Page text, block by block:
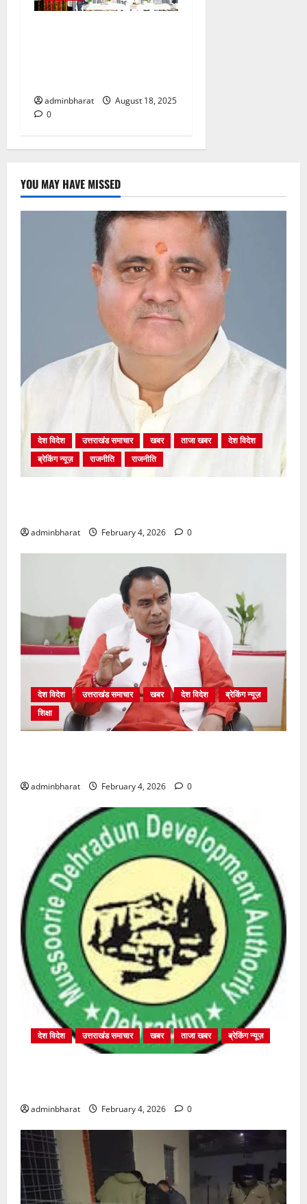
adminbharat
August 18, 2025
0
YOU MAY HAVE MISSED
देश विदेश उत्तराखंड समाचार खबर ताजा खबर
देश विदेश
ब्रेकिंग न्यूज़
राजनीति राजनीति
adminbharat February 4, 2026 0
देश विदेश उत्तराखंड समाचार खबर देश विदेश
ब्रेकिंग न्यूज़
शिक्षा
adminbharat February 4, 2026 0
देश विदेश उत्तराखंड समाचार खबर ताजा खबर ब्रेकिंग न्यूज़
adminbharat February 4, 2026 0